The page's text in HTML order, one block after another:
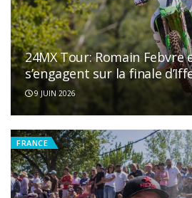
24MX Tour: Romain Febvre
s’engagent sur la finale
9 JUIN 2026
FRANCE